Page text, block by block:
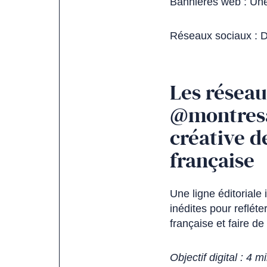
Réseaux sociaux :
Les
créative
française
Une ligne éditoriale
inédites pour
française et faire
Objectif digital : 4